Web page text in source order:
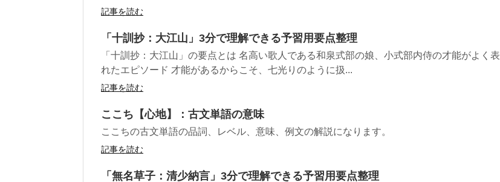
記事を読む
「十訓抄：大江山」3分で理解できる予習用要点整理
「十訓抄：大江山」の要点とは 名高い歌人である和泉式部の娘、小式部内侍の才能がよく表
れたエピソード 才能があるからこそ、七光りのように扱...
記事を読む
ここち【心地】：古文単語の意味
ここちの古文単語の品詞、レベル、意味、例文の解説になります。
記事を読む
「無名草子：清少納言」3分で理解できる予習用要点整理